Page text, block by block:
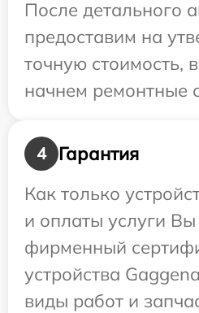
После детального
предоставим на
точную стоимость,
начнем ремонтные
4
Гарантия
Как только
и оплаты услуги Вы
фирменный
устройства
виды работ и